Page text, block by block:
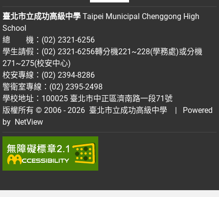
臺北市立成功高級中學 Taipei Municipal Chenggong High
School
總 機：(02) 2321-6256
學生請假：(02) 2321-6256轉分機221~228(學務處)或分機
271~275(校安中心)
校安專線：(02) 2394-8286
警衛室專線：(02) 2395-2498
學校地址：100025 臺北市中正區濟南路一段71號
版權所有 © 2006 - 2026 臺北市立成功高級中學
| Powered
by NetView